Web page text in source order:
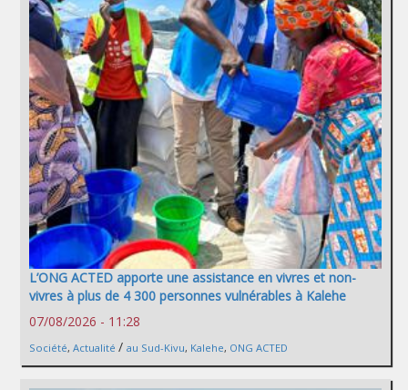
L’ONG ACTED apporte une assistance en vivres et non-
vivres à plus de 4 300 personnes vulnérables à Kalehe
07/08/2026 - 11:28
Société, Actualité / au Sud-Kivu, Kalehe, ONG ACTED